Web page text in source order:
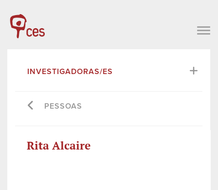
INVESTIGADORAS/ES
PESSOAS
Rita Alcaire